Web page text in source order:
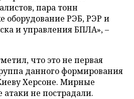
пара тонн
оборудование РЭБ, РЭР и
и управления БПЛА», –
что это не первая
данного формирования
Херсоне. Мирные
атаки не пострадали.